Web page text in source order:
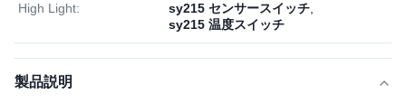
High Light: sy215 センサースイッチ
sy215 温度スイッチ
製品説明